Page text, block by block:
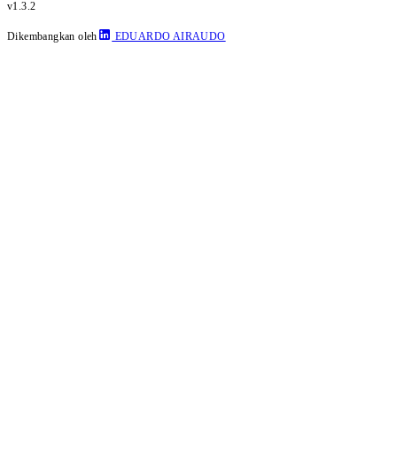
v1.3.2
Dikembangkan oleh EDUARDO AIRAUDO